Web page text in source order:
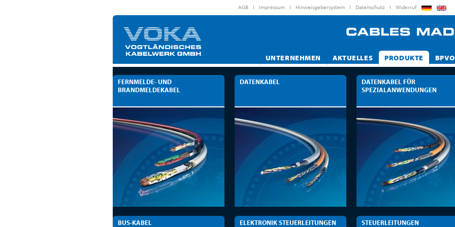
AGB Impressum Hinweisgebersystem Datenschutz Widerruf
UNTERNEHMEN AKTUELLES PRODUKTE BPVO
FERNMELDE- UND
BRANDMELDEKABEL
DATENKABEL
DATENKABEL FÜR
SPEZIALANWENDUNGEN
BUS-KABEL ELEKTRONIK STEUERLEITUNGEN STEUERLEITUNGEN